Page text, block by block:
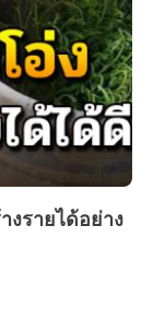
งรายได้อย่าง